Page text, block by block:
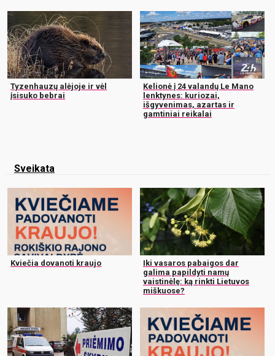
Tyzenhauzų alėjoje ir vėl
įsisuko bebrai
Kelionė į 24 valandų Le Mano
lenktynes: kuriozai,
išgyvenimas, azartas ir
gamtiniai reikalai
Sveikata
Kviečia dovanoti kraujo
Iki vasaros pabaigos dar
galima papildyti namų
vaistinėlę: ką rinkti Lietuvos
miškuose?